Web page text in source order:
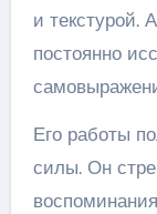
и текстурой.
постоянно
Его работы
силы. Он